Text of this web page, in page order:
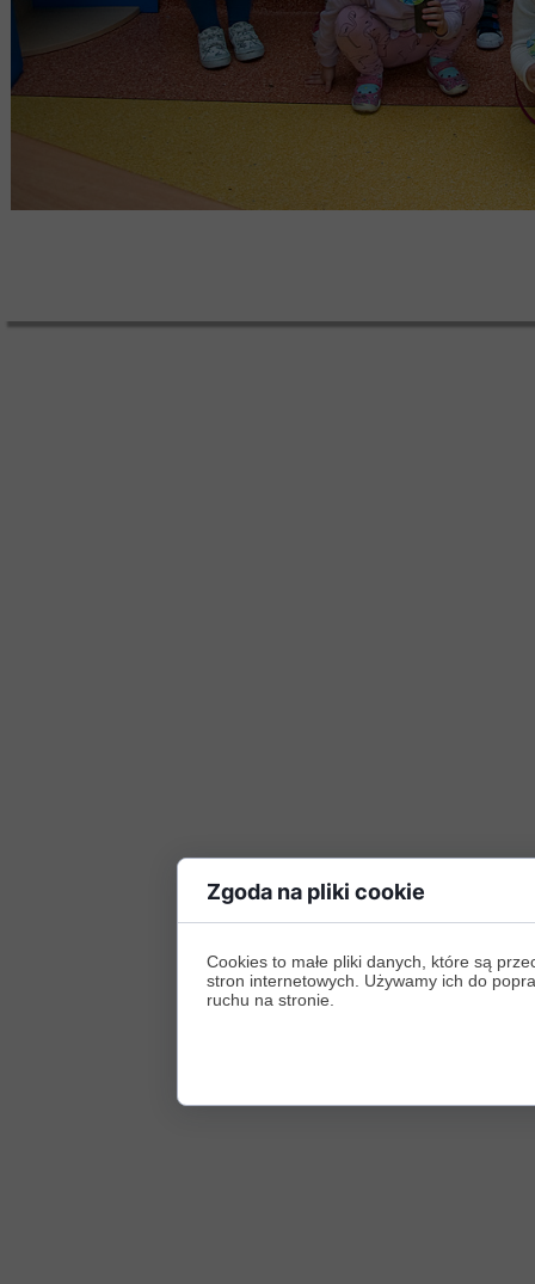
Zgoda na pliki cookie
Cookies to małe pliki danych, które są
stron internetowych. Używamy ich do
ruchu na stronie.